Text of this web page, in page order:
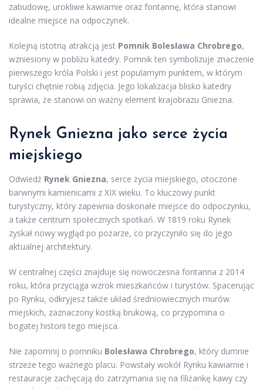
zabudowę, urokliwe kawiarnie oraz fontannę, która stanowi
idealne miejsce na odpoczynek.
Kolejną istotną atrakcją jest Pomnik Bolesława Chrobrego,
wzniesiony w pobliżu katedry. Pomnik ten symbolizuje znaczenie
pierwszego króla Polski i jest popularnym punktem, w którym
turyści chętnie robią zdjęcia. Jego lokalizacja blisko katedry
sprawia, że stanowi on ważny element krajobrazu Gniezna.
Rynek Gniezna jako serce życia
miejskiego
Odwiedź Rynek Gniezna, serce życia miejskiego, otoczone
barwnymi kamienicami z XIX wieku. To kluczowy punkt
turystyczny, który zapewnia doskonałe miejsce do odpoczynku,
a także centrum społecznych spotkań. W 1819 roku Rynek
zyskał nowy wygląd po pożarze, co przyczyniło się do jego
aktualnej architektury.
W centralnej części znajduje się nowoczesna fontanna z 2014
roku, która przyciąga wzrok mieszkańców i turystów. Spacerując
po Rynku, odkryjesz także układ średniowiecznych murów
miejskich, zaznaczony kostką brukową, co przypomina o
bogatej historii tego miejsca.
Nie zapomnij o pomniku Bolesława Chrobrego, który dumnie
strzeże tego ważnego placu. Powstały wokół Rynku kawiarnie i
restauracje zachęcają do zatrzymania się na filiżankę kawy czy